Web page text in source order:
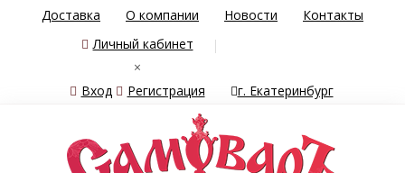
Доставка О компании Новости
Контакты
Личный кабинет
×
Вход
Регистрация г. Екатеринбург